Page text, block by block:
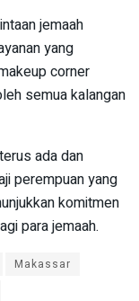
jemaah
yang
corner
semua kalangan
ada dan
perempuan yang
komitmen
para jemaah.
Makassar